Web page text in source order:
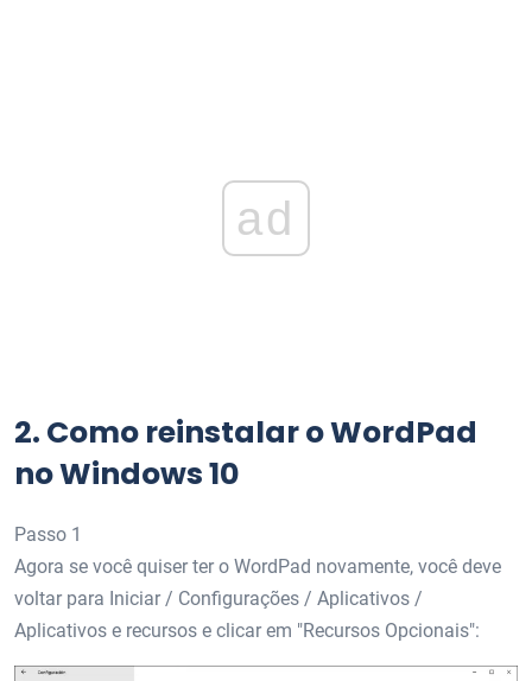
ad
2. Como reinstalar o WordPad
no Windows 10
Passo 1
Agora se você quiser ter o WordPad novamente, você deve
voltar para Iniciar / Configurações / Aplicativos /
Aplicativos e recursos e clicar em "Recursos Opcionais":